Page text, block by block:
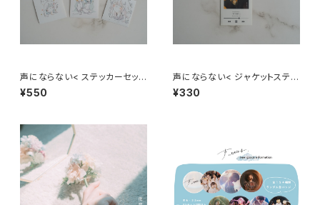
声にならない< ステッカーセット
>
¥550
声にならない< ジャケットステッ
カー /digital mini album 愛を
編む>
¥330